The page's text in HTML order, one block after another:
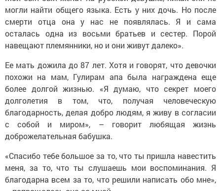
могли найти общего языка. Есть у них дочь. Но после
смерти отца она у нас не появлялась. Я и сама
осталась одна из восьми братьев и сестер. Порой
навещают племянники, но и они живут далеко».
Ее мать дожила до 87 лет. Хотя и говорят, что девочки
похожи на мам, Гулирам апа была награждена еще
более долгой жизнью. «Я думаю, что секрет моего
долголетия в том, что, получая человеческую
благодарность, делая добро людям, я живу в согласии
с собой и миром», – говорит любящая жизнь
доброжелательная бабушка.
«Спасибо тебе большое за то, что ты пришла навестить
меня, за то, что ты слушаешь мои воспоминания. Я
благодарна всем за то, что решили написать обо мне»,
– попрощалась она со мной.